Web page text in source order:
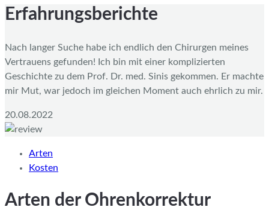
Erfahrungsberichte
Nach langer Suche habe ich endlich den Chirurgen meines
Vertrauens gefunden! Ich bin mit einer komplizierten
Geschichte zu dem Prof. Dr. med. Sinis gekommen. Er machte
mir Mut, war jedoch im gleichen Moment auch ehrlich zu mir.
20.08.2022
Arten
Kosten
Arten der Ohrenkorrektur